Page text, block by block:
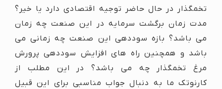
تخمگذار در حال حاضر توجیه اقتصادی دارد یا خیر؟
مدت زمان برگشت سرمایه در این صنعت چه زمان
می باشد؟ بازه سوددهی این صنعت چه زمانی می
باشد و همچنین راه های افزایش سوددهی پرورش
مرغ تخمگذار چه می باشد؟ در این مطلب از
کارنوتک ما به دنبال جواب مناسبی برای این قبیل